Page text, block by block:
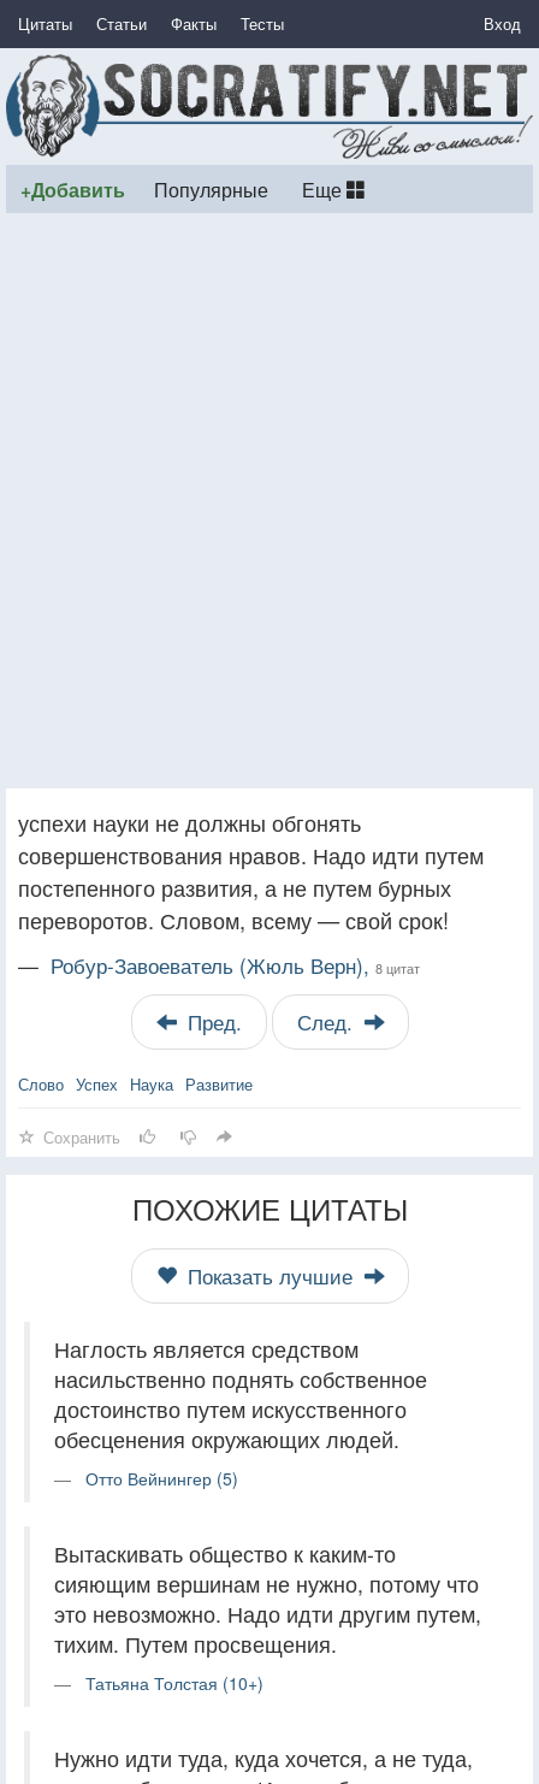
Цитаты Статьи Факты Тесты Вход
+Добавить Популярные Еще
успехи науки не должны обгонять
совершенствования нравов. Надо идти путем
постепенного развития, а не путем бурных
переворотов. Словом, всему — свой срок!
— Робур-Завоеватель (Жюль Верн), 8 цитат
Пред. След.
Слово Успех Наука Развитие
Сохранить
ПОХОЖИЕ ЦИТАТЫ
Показать лучшие
Наглость является средством
насильственно поднять собственное
достоинство путем искусственного
обесценения окружающих людей.
Отто Вейнингер (5)
Вытаскивать общество к каким-то
сияющим вершинам не нужно, потому что
это невозможно. Надо идти другим путем,
тихим. Путем просвещения.
Татьяна Толстая (10+)
Нужно идти туда, куда хочется, а не туда,